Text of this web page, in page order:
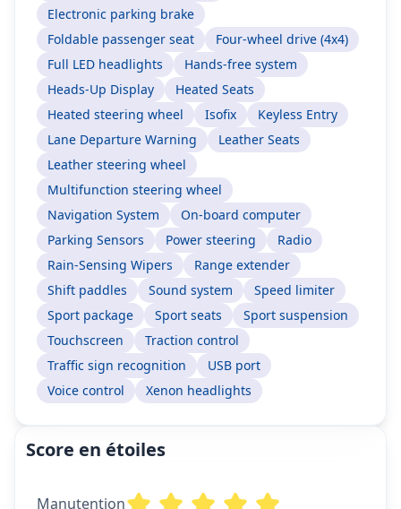
Electronic parking brake
Foldable passenger seat
Four-wheel drive (4x4)
Full LED headlights
Hands-free system
Heads-Up Display
Heated Seats
Heated steering wheel
Isofix
Keyless Entry
Lane Departure Warning
Leather Seats
Leather steering wheel
Multifunction steering wheel
Navigation System
On-board computer
Parking Sensors
Power steering
Radio
Rain-Sensing Wipers
Range extender
Shift paddles
Sound system
Speed limiter
Sport package
Sport seats
Sport suspension
Touchscreen
Traction control
Traffic sign recognition
USB port
Voice control
Xenon headlights
Score en étoiles
Manutention